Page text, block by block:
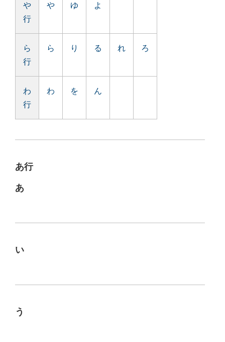
や
行
や ゆ よ
ら
行
ら り る れ ろ
わ
行
わ を ん
あ行
あ
い
う